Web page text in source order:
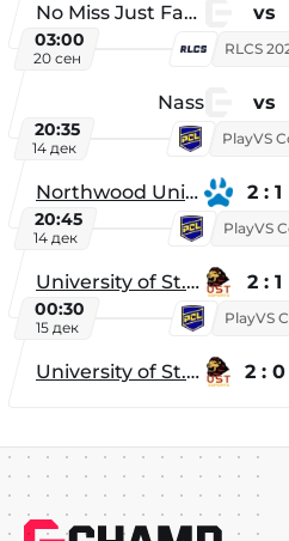
No Miss Just Fake vs
03:00
20 сен
Nass vs
20:35
14 дек
Northwood University 2 : 1
20:45
14 дек
University of St. Thomas 2 : 1
00:30
15 дек
University of St. Thomas 2 : 0